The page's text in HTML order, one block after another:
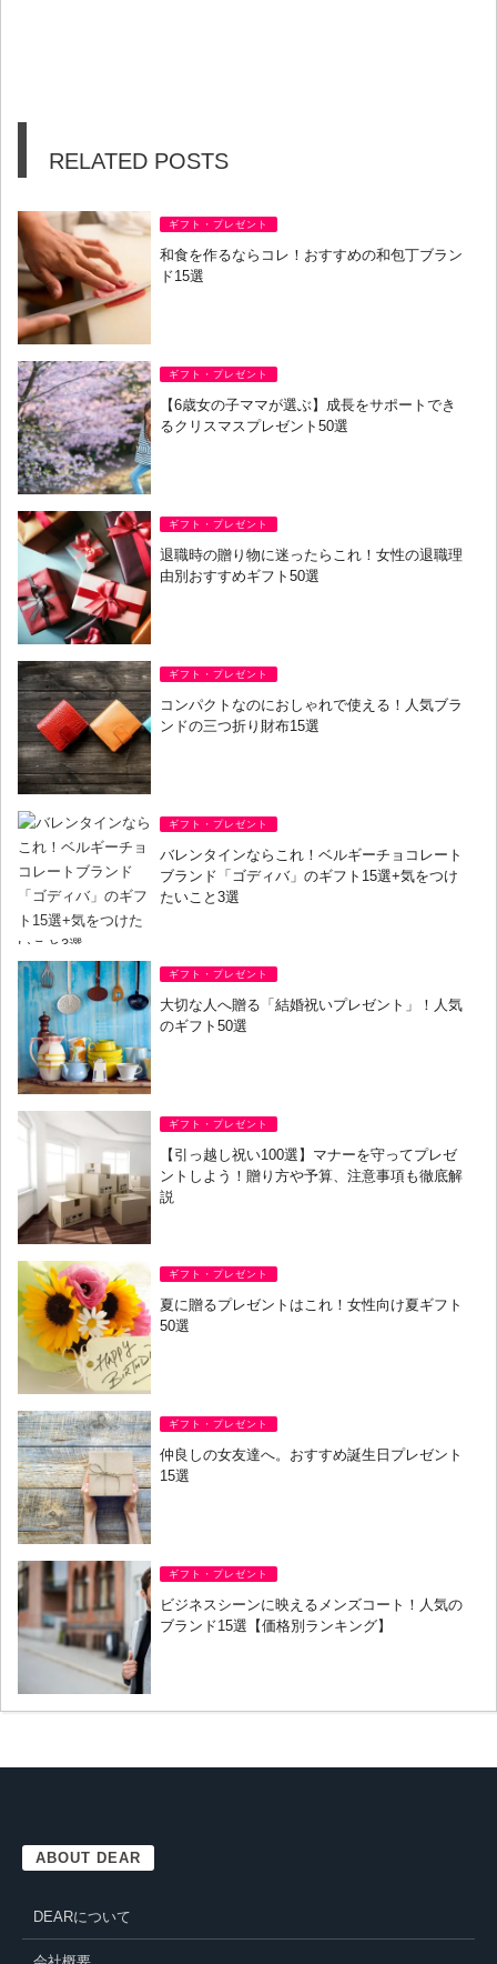
RELATED POSTS
ギフト・プレゼント
和食を作るならコレ！おすすめの和包丁ブラン
ド15選
ギフト・プレゼント
【6歳女の子ママが選ぶ】成長をサポートでき
るクリスマスプレゼント50選
ギフト・プレゼント
退職時の贈り物に迷ったらこれ！女性の退職理
由別おすすめギフト50選
ギフト・プレゼント
コンパクトなのにおしゃれで使える！人気ブラ
ンドの三つ折り財布15選
ギフト・プレゼント
バレンタインならこれ！ベルギーチョコレート
ブランド「ゴディバ」のギフト15選+気をつけ
たいこと3選
ギフト・プレゼント
大切な人へ贈る「結婚祝いプレゼント」！人気
のギフト50選
ギフト・プレゼント
【引っ越し祝い100選】マナーを守ってプレゼ
ントしよう！贈り方や予算、注意事項も徹底解
説
ギフト・プレゼント
夏に贈るプレゼントはこれ！女性向け夏ギフト
50選
ギフト・プレゼント
仲良しの女友達へ。おすすめ誕生日プレゼント
15選
ギフト・プレゼント
ビジネスシーンに映えるメンズコート！人気の
ブランド15選【価格別ランキング】
ABOUT DEAR
DEARについて